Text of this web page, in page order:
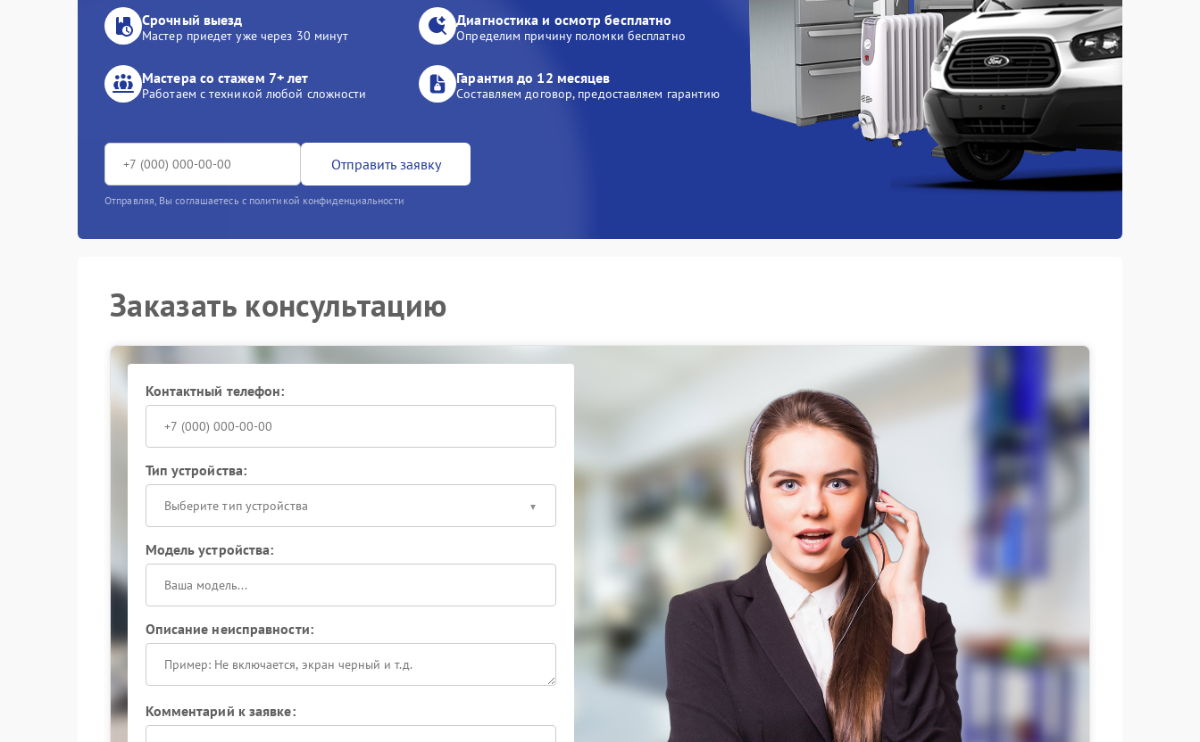
Срочный выезд
Мастер приедет уже через 30 минут
Диагностика и осмотр бесплатно
Определим причину поломки бесплатно
Мастера со стажем 7+ лет
Работаем с техникой любой сложности
Гарантия до 12 месяцев
Составляем договор, предоставляем гарантию
Отправить заявку
Отправляя, Вы соглашаетесь с политикой конфиденциальности
Заказать консультацию
Контактный телефон:
Тип устройства:
Выберите тип устройства
Модель устройства:
Описание неисправности:
Комментарий к заявке: